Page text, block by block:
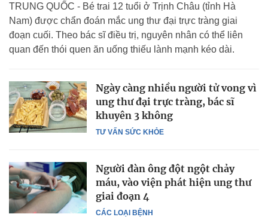
TRUNG QUỐC - Bé trai 12 tuổi ở Trịnh Châu (tỉnh Hà
Nam) được chẩn đoán mắc ung thư đại trực tràng giai
đoạn cuối. Theo bác sĩ điều trị, nguyên nhân có thể liên
quan đến thói quen ăn uống thiếu lành mạnh kéo dài.
TƯ VẤN SỨC KHỎE
Ngày càng nhiều người tử vong vì
ung thư đại trực tràng, bác sĩ
khuyên 3 không
CÁC LOẠI BỆNH
Người đàn ông đột ngột chảy
máu, vào viện phát hiện ung thư
giai đoạn 4